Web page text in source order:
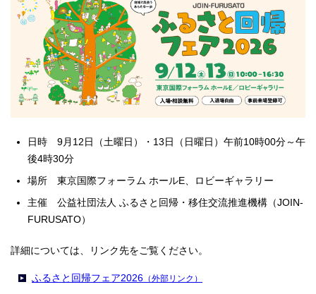
日時 9月12日（土曜日）・13日（日曜日）午前10時00分～午
後4時30分
場所 東京国際フォーラム ホールE、ロビーギャラリー
主催 公益社団法人 ふるさと回帰・移住交流推進機構（JOIN-
FURUSATO）
詳細については、リンク先をご覧ください。
ふるさと回帰フェア2026 （外部リンク）